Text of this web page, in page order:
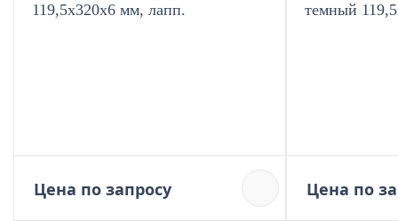
119,5x320х6 мм, лапп.
Цена по запросу
темный
Цена по